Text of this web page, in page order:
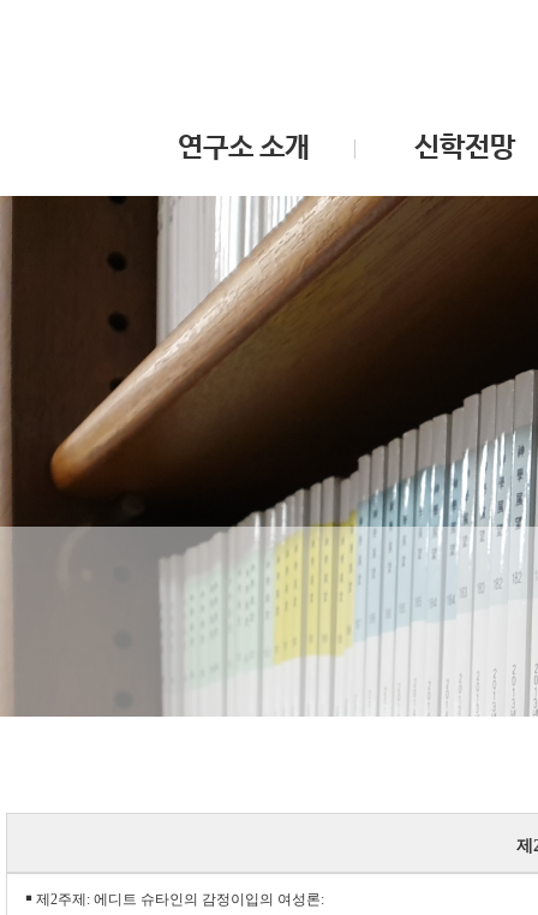
연구소 소개 신학전망
제
￭ 제2주제: 에디트 슈타인의 감정이입의 여성론: